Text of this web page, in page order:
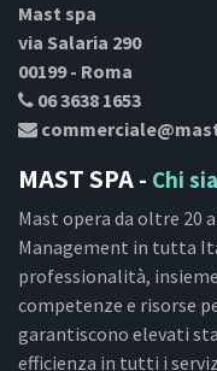
Mast spa
via Salaria 290
00199 - Roma
06 3638 1653
MAST SPA - Chi
Mast opera da oltre 20
Management in tutta
professionalità,
competenze e risorse
garantiscono elevati
efficienza in tutti i